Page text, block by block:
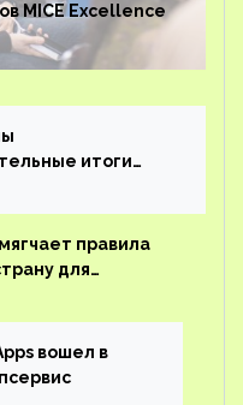
MICE Excellence
итоги
правила
для
вошел в